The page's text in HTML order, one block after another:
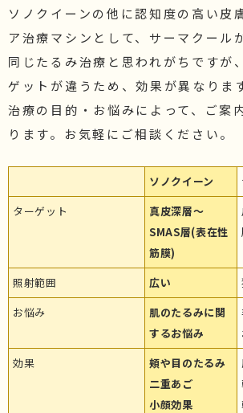
ソノクイーンの他に認知度の高い皮
ア治療マシンとして、サーマクール
同じたるみ治療と思われがちですが
ゲットが違うため、効果が異なりま
治療の目的・お悩みによって、ご案
ります。お気軽にご相談ください。
ソノクイーン
ターゲット
真皮深層～
SMAS層(表在性
筋膜)
照射範囲 広い
お悩み
肌のたるみに関
するお悩み
効果
頬や目のたるみ
二重あご
小顔効果